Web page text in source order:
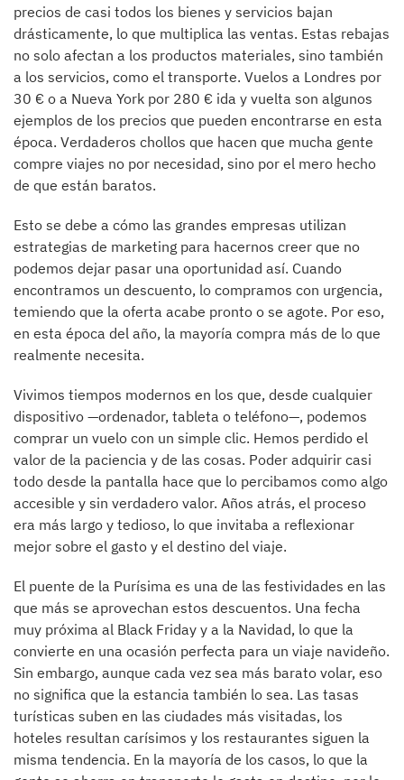
precios de casi todos los bienes y servicios bajan
drásticamente, lo que multiplica las ventas. Estas rebajas
no solo afectan a los productos materiales, sino también
a los servicios, como el transporte. Vuelos a Londres por
30 € o a Nueva York por 280 € ida y vuelta son algunos
ejemplos de los precios que pueden encontrarse en esta
época. Verdaderos chollos que hacen que mucha gente
compre viajes no por necesidad, sino por el mero hecho
de que están baratos.
Esto se debe a cómo las grandes empresas utilizan
estrategias de marketing para hacernos creer que no
podemos dejar pasar una oportunidad así. Cuando
encontramos un descuento, lo compramos con urgencia,
temiendo que la oferta acabe pronto o se agote. Por eso,
en esta época del año, la mayoría compra más de lo que
realmente necesita.
Vivimos tiempos modernos en los que, desde cualquier
dispositivo —ordenador, tableta o teléfono—, podemos
comprar un vuelo con un simple clic. Hemos perdido el
valor de la paciencia y de las cosas. Poder adquirir casi
todo desde la pantalla hace que lo percibamos como algo
accesible y sin verdadero valor. Años atrás, el proceso
era más largo y tedioso, lo que invitaba a reflexionar
mejor sobre el gasto y el destino del viaje.
El puente de la Purísima es una de las festividades en las
que más se aprovechan estos descuentos. Una fecha
muy próxima al Black Friday y a la Navidad, lo que la
convierte en una ocasión perfecta para un viaje navideño.
Sin embargo, aunque cada vez sea más barato volar, eso
no significa que la estancia también lo sea. Las tasas
turísticas suben en las ciudades más visitadas, los
hoteles resultan carísimos y los restaurantes siguen la
misma tendencia. En la mayoría de los casos, lo que la